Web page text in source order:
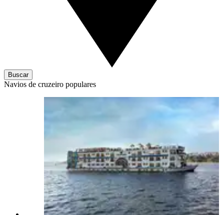
Buscar
Navios de cruzeiro populares